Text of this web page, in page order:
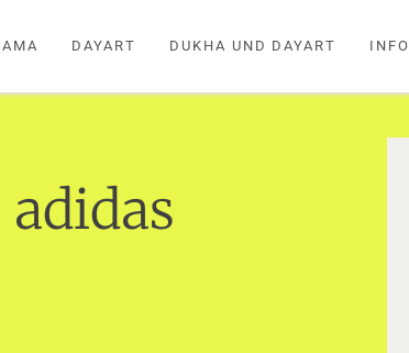
DAYART DUKHA UND DAYART INFO
adidas